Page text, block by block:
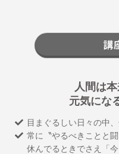
講
人間は
元気にな
目まぐるしい日々の中
常に〝やるべきことと闘
休んでるときでさえ「